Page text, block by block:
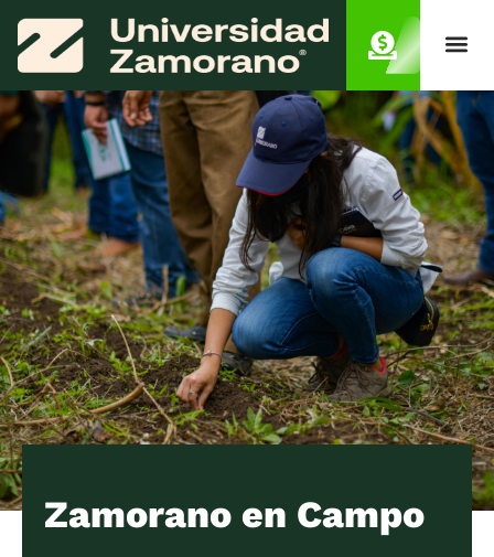
Zamorano en Campo